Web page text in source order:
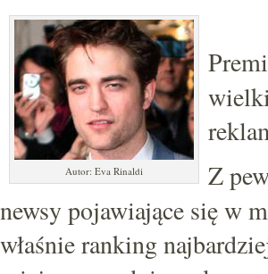
Autor: Eva Rinaldi
Z
newsy pojawiające się w
właśnie ranking